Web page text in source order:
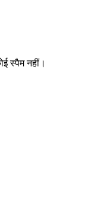
स्पैम नहीं।